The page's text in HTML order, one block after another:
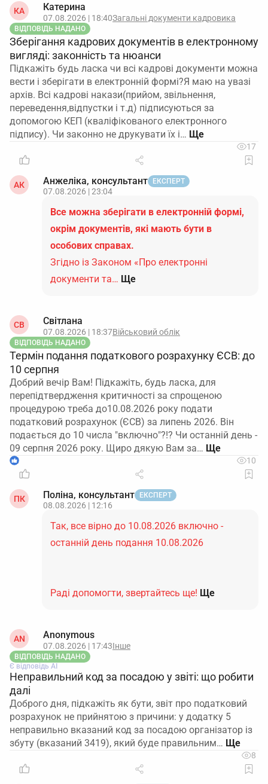
КА Катерина
07.08.2026 | 18:40Загальні документи кадровика
ВІДПОВІДЬ НАДАНО
Зберігання кадрових документів в електронному
вигляді: законність та нюанси
Підкажіть будь ласка чи всі кадрові документи можна
вести і зберігати в електронній формі?Я маю на увазі
архів. Всі кадрові накази(прийом, звільнення,
переведення,відпустки і т.д) підписуються за
допомогою КЕП (кваліфікованого електронного
підпису). Чи законно не друкувати їх і…
17
АК Анжеліка, консультант ЕКСПЕРТ
07.08.2026 | 23:04
Все можна зберігати в електронній формі,
окрім документів, які мають бути в
особових справах.
Згідно із Законом «Про електронні
документи та… Ще
СВ Світлана
07.08.2026 | 18:37Військовий облік
ВІДПОВІДЬ НАДАНО
Термін подання податкового розрахунку ЄСВ: до
10 серпня
Добрий вечір Вам! Підкажіть, будь ласка, для
перепідтвердження критичності за спрощеною
процедурою треба до10.08.2026 року подати
податковий розрахунок (ЄСВ) за липень 2026. Він
подається до 10 числа "включно"?!? Чи останній день -
09 серпня 2026 року. Щиро дякую Вам за…
1 10
ПК Поліна, консультант ЕКСПЕРТ
08.08.2026 | 12:16
Так, все вірно до 10.08.2026 включно -
останній день подання 10.08.2026
Раді допомогти, звертайтесь ще! Ще
AN Anonymous
07.08.2026 | 17:43Інше
ВІДПОВІДЬ НАДАНО
Є відповідь АІ
Неправильний код за посадою у звіті: що робити
далі
Доброго дня, підкажіть як бути, звіт про податковий
розрахунок не прийнятою з причини: у додатку 5
неправильно вказаний код за посадою організатор із
збуту (вказаний 3419), який буде правильним…
8